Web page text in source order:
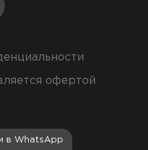
офертой
в WhatsApp